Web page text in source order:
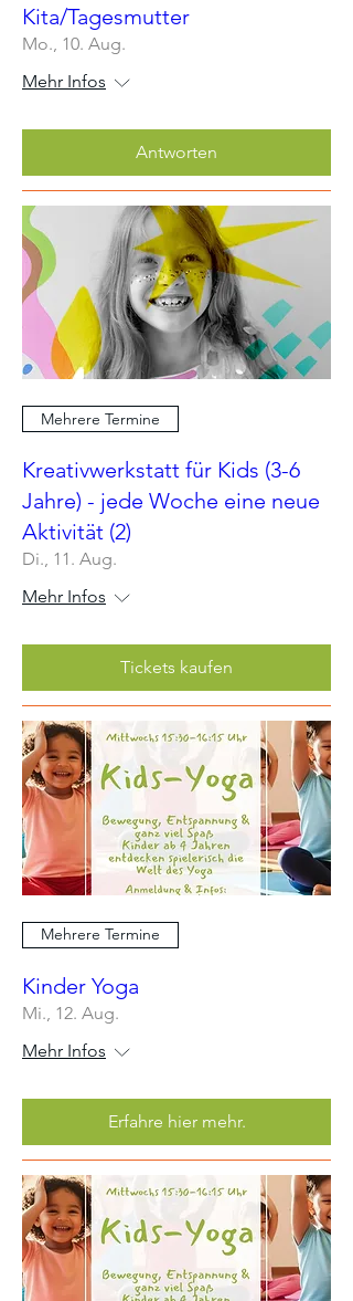
Kita/Tagesmutter
Mo., 10. Aug.
Mehr Infos
Antworten
Mehrere Termine
Kreativwerkstatt für Kids (3-6
Jahre) - jede Woche eine neue
Aktivität (2)
Di., 11. Aug.
Mehr Infos
Tickets kaufen
Mehrere Termine
Kinder Yoga
Mi., 12. Aug.
Mehr Infos
Erfahre hier mehr.